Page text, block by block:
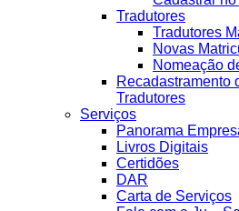
Tradutores
Tradutores
Novas
Nomeação
Recadastramento
Tradutores
Serviços
Panorama
Livros Digitais
Certidões
DAR
Carta de Serviços